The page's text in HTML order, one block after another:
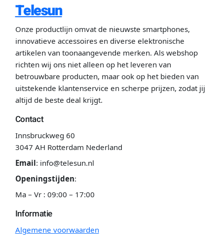
Telesun
Onze productlijn omvat de nieuwste smartphones,
innovatieve accessoires en diverse elektronische
artikelen van toonaangevende merken. Als webshop
richten wij ons niet alleen op het leveren van
betrouwbare producten, maar ook op het bieden van
uitstekende klantenservice en scherpe prijzen, zodat jij
altijd de beste deal krijgt.
Contact
Innsbruckweg 60
3047 AH Rotterdam Nederland
Email: info@telesun.nl
Openingstijden:
Ma – Vr : 09:00 – 17:00
Informatie
Algemene voorwaarden